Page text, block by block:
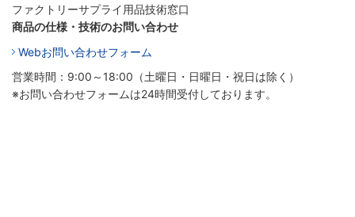
ファクトリーサプライ用品技術窓口
商品の仕様・技術のお問い合わせ
Webお問い合わせフォーム
営業時間：9:00～18:00（土曜日・日曜日・祝日は除く）
※お問い合わせフォームは24時間受付しております。